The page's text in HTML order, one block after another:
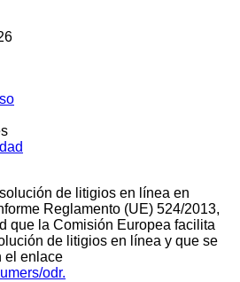
de litigios en línea en
Reglamento (UE) 524/2013,
que la Comisión Europea facilita
de litigios en línea y que se
el enlace
odr.